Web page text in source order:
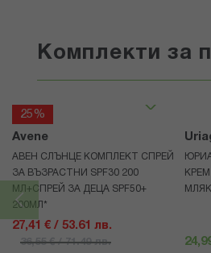
Комплекти за
25%
Avene
АВЕН СЛЪНЦЕ КОМПЛЕКТ СПРЕЙ
ЗА ВЪЗРАСТНИ SPF30 200
МЛ+СПРЕЙ ЗА ДЕЦА SPF50+
200МЛ*
27,41 € / 53.61 лв.
36,55 € / 71.49 лв.